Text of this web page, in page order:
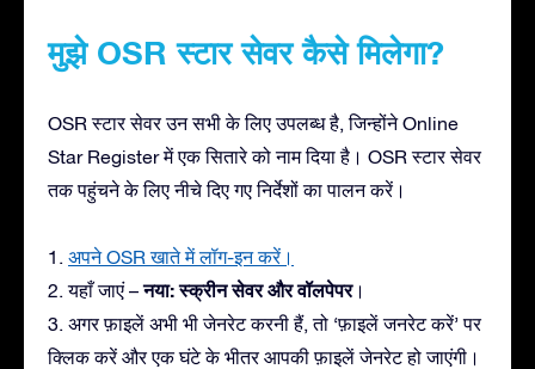
मुझे OSR स्टार सेवर कैसे मिलेगा?
OSR स्टार सेवर उन सभी के लिए उपलब्ध है, जिन्होंने Online
Star Register में एक सितारे को नाम दिया है। OSR स्टार सेवर
तक पहुंचने के लिए नीचे दिए गए निर्देशों का पालन करें।
1. अपने OSR खाते में लॉग-इन करें।
2. यहाँ जाएं –नया: स्क्रीन सेवर और वॉलपेपर।
3. अगर फ़ाइलें अभी भी जेनरेट करनी हैं, तो ‘फ़ाइलें जनरेट करें’ पर
क्लिक करें और एक घंटे के भीतर आपकी फ़ाइलें जेनरेट हो जाएंगी।